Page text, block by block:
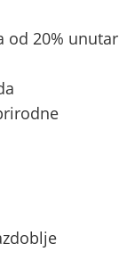
od 20% unutar